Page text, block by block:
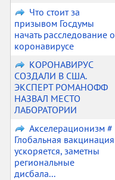
Что стоит за
призывом Госдумы
начать расследование о
коронавирусе
КОРОНАВИРУС
СОЗДАЛИ В США.
ЭКСПЕРТ РОМАНОФФ
НАЗВАЛ МЕСТО
ЛАБОРАТОРИИ
Акселерационизм #
Глобальная вакцинация
ускоряется, заметны
региональные
дисбала...